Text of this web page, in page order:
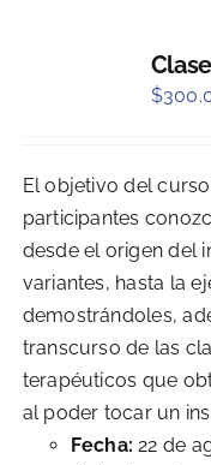
$
El objetivo del
participantes
desde el origen del
variantes, hasta la
demostrándoles,
transcurso de las
terapéuticos que
al poder tocar un
Fecha:22 de